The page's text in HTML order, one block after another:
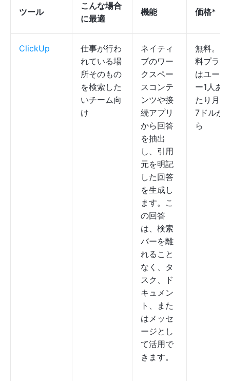
ツール
こんな場合
に最適
機能 価格*
ClickUp
仕事が行わ
れている場
所そのもの
を検索した
いチーム向
け
ネイティ
ブのワー
クスペー
スコンテ
ンツや接
続アプリ
から回答
を抽出
し、引用
元を明記
した回答
を生成し
ます。こ
の回答
は、検索
バーを離
れること
なく、タ
スク、ド
キュメン
ト、また
はメッセ
ージとし
て活用で
きます。
無料。有
料プラン
はユーザ
ー1人あ
たり月額
7ドルか
ら